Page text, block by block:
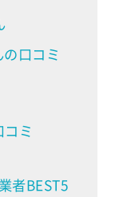
口コミ
ミ
者BEST5